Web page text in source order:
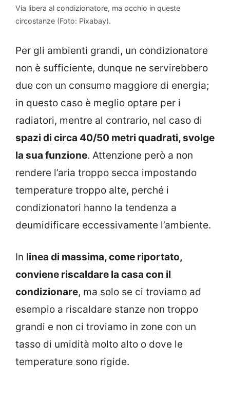
Via libera al condizionatore, ma occhio in queste
circostanze (Foto: Pixabay).
Per gli ambienti grandi, un condizionatore
non è sufficiente, dunque ne servirebbero
due con un consumo maggiore di energia;
in questo caso è meglio optare per i
radiatori, mentre al contrario, nel caso di
spazi di circa 40/50 metri quadrati, svolge
la sua funzione. Attenzione però a non
rendere l’aria troppo secca impostando
temperature troppo alte, perché i
condizionatori hanno la tendenza a
deumidificare eccessivamente l’ambiente.
In linea di massima, come riportato,
conviene riscaldare la casa con il
condizionare, ma solo se ci troviamo ad
esempio a riscaldare stanze non troppo
grandi e non ci troviamo in zone con un
tasso di umidità molto alto o dove le
temperature sono rigide.